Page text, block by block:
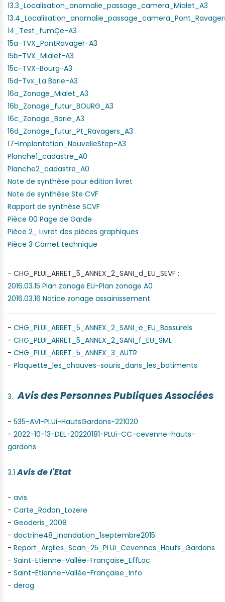
13.3_Localisation_anomalie_passage_camera_Mialet_A3
14_Test_fumÇe-A3
15a-TVX_PontRavager-A3
15b-TVX_Mialet-A3
15c-TVX-Bourg-A3
15d-Tvx_La Borie-A3
16a_Zonage_Mialet_A3
16b_Zonage_futur_BOURG_A3
16c_Zonage_Borie_A3
16d_Zonage_futur_Pt_Ravagers_A3
17-Implantation_NouvelleStep-A3
Planche1_cadastre_A0
Planche2_cadastre_A0
Note de synthèse pour édition livret
Note de synthèse Ste CVF
Rapport de synthèse SCVF
Pièce 00 Page de Garde
Pièce 2_ Livret des pièces graphiques
Pièce 3 Carnet technique
- CHG_PLUI_ARRET_5_ANNEX_2_SANI_d_EU_SEVF :
2016.03.15 Plan zonage EU-Plan zonage A0
2016.03.16 Notice zonage assainissement
- CHG_PLUI_ARRET_5_ANNEX_2_SANI_e_EU_Bassurels
- CHG_PLUI_ARRET_5_ANNEX_2_SANI_f_EU_SML
- CHG_PLUI_ARRET_5_ANNEX_3_AUTR
- Plaquette_les_chauves-souris_dans_les_batiments
Avis des Personnes Publiques Associées
- 535-AVI-PLUi-HautsGardons-221020
- 2022-10-13-DEL-20220181-PLUi-CC-cevenne-hauts-
gardons
3.1 Avis de l'Etat
- avis
- Carte_Radon_Lozere
- Geoderis_2008
- doctrine48_inondation_1septembre2015
- Report_Argiles_Scan_25_PLUi_Cevennes_Hauts_Gardons
- Saint-Etienne-Vallée-Française_EffLoc
- Saint-Etienne-Vallée-Française_Info
- derog